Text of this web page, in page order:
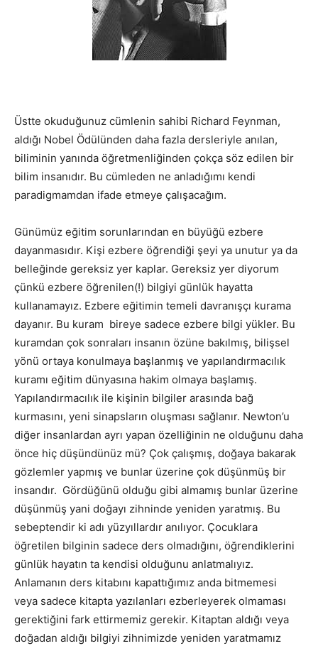
Üstte okuduğunuz cümlenin sahibi Richard Feynman,
aldığı Nobel Ödülünden daha fazla dersleriyle anılan,
biliminin yanında öğretmenliğinden çokça söz edilen bir
bilim insanıdır. Bu cümleden ne anladığımı kendi
paradigmamdan ifade etmeye çalışacağım.
Günümüz eğitim sorunlarından en büyüğü ezbere
dayanmasıdır. Kişi ezbere öğrendiği şeyi ya unutur ya da
belleğinde gereksiz yer kaplar. Gereksiz yer diyorum
çünkü ezbere öğrenilen(!) bilgiyi günlük hayatta
kullanamayız. Ezbere eğitimin temeli davranışçı kurama
dayanır. Bu kuram bireye sadece ezbere bilgi yükler. Bu
kuramdan çok sonraları insanın özüne bakılmış, bilişsel
yönü ortaya konulmaya başlanmış ve yapılandırmacılık
kuramı eğitim dünyasına hakim olmaya başlamış.
Yapılandırmacılık ile kişinin bilgiler arasında bağ
kurmasını, yeni sinapsların oluşması sağlanır. Newton’u
diğer insanlardan ayrı yapan özelliğinin ne olduğunu daha
önce hiç düşündünüz mü? Çok çalışmış, doğaya bakarak
gözlemler yapmış ve bunlar üzerine çok düşünmüş bir
insandır. Gördüğünü olduğu gibi almamış bunlar üzerine
düşünmüş yani doğayı zihninde yeniden yaratmış. Bu
sebeptendir ki adı yüzyıllardır anılıyor. Çocuklara
öğretilen bilginin sadece ders olmadığını, öğrendiklerini
günlük hayatın ta kendisi olduğunu anlatmalıyız.
Anlamanın ders kitabını kapattığımız anda bitmemesi
veya sadece kitapta yazılanları ezberleyerek olmaması
gerektiğini fark ettirmemiz gerekir. Kitaptan aldığı veya
doğadan aldığı bilgiyi zihnimizde yeniden yaratmamız